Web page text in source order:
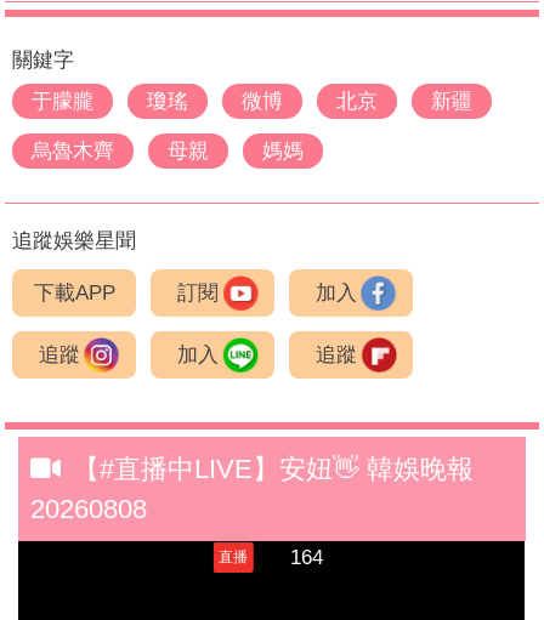
關鍵字
于朦朧
瓊瑤 微博 北京 新疆
烏魯木齊 母親 媽媽
追蹤娛樂星聞
下載APP 訂閱 加入
追蹤 加入 追蹤
【#直播中LIVE】安妞👋 韓娛晚報
20260808